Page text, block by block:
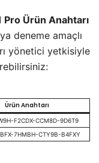
Ürün Anahtarı
deneme amaçlı
yönetici yetkisiyle
Ürün Anahtarı
F2CDX-CCM8D-9D6T9
7HMBH-CTY9B-B4FXY